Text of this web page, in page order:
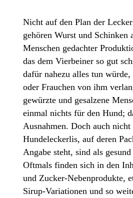
Nicht auf den Plan der
gehören Wurst und Schinken
Menschen gedachter
das dem Vierbeiner so gut
dafür nahezu alles tun würde,
oder Frauchen von ihm
gewürzte und gesalzene
einmal nichts für den Hund;
Ausnahmen. Doch auch nicht
Hundeleckerlis, auf deren
Angabe steht, sind als
Oftmals finden sich in den
und Zucker-Nebenprodukte,
Sirup-Variationen und so